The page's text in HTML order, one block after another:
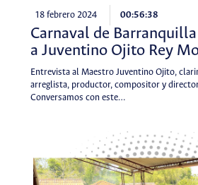
18 febrero 2024 00:56:38
Carnaval de
a Juventino Ojito Rey
Entrevista al Maestro Juventino Ojito,
arreglista, productor, compositor y
Conversamos con este…